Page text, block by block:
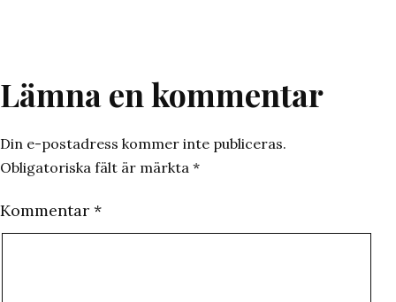
Lämna en kommentar
Din e-postadress kommer inte publiceras.
Obligatoriska fält är märkta *
Kommentar *